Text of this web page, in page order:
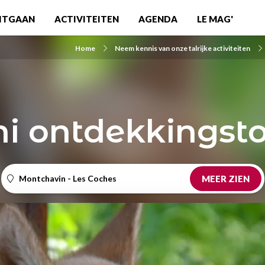
ACTIVITEITEN AGENDA LE MAG'
Home Neem kennis van onze talrijke activiteiten
Montchavin - Les Coches MEER ZIEN